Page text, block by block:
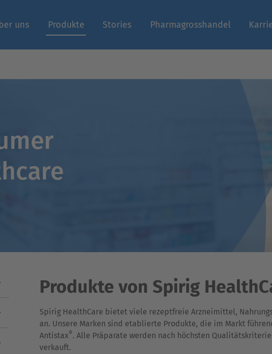
uns Produkte Stories Pharmagrosshandel
Produkte von Spirig
Spirig HealthCare bietet viele rezeptfreie Arzneimittel,
an. Unsere Marken sind etablierte Produkte, die im Markt
Antistax®. Alle Präparate werden nach höchsten
verkauft.